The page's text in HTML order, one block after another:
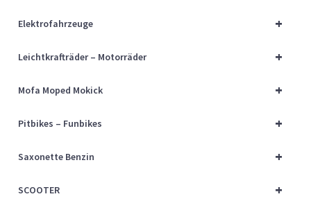
+
Elektrofahrzeuge
+
Leichtkrafträder – Motorräder
+
Mofa Moped Mokick
+
Pitbikes – Funbikes
+
Saxonette Benzin
+
SCOOTER